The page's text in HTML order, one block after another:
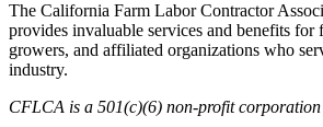
The California Farm Labor Contractor
provides invaluable services and benefits for
growers, and affiliated organizations who
industry.
CFLCA is a 501(c)(6) non-profit corporation